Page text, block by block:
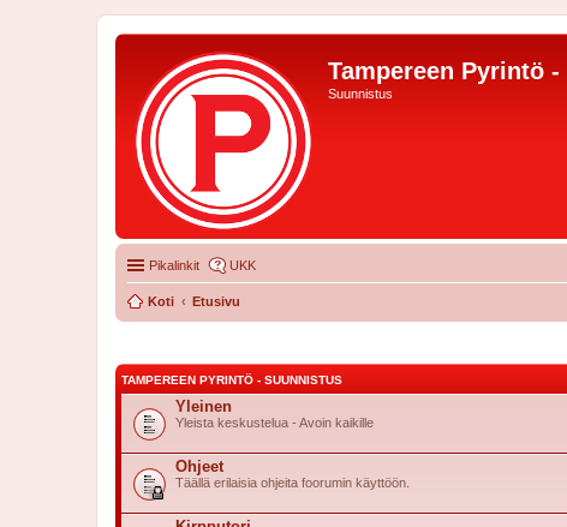
Tampereen Pyrintö
Suunnistus
Pikalinkit UKK
Koti Etusivu
TAMPEREEN PYRINTÖ - SUUNNISTUS
Yleinen
Yleista keskustelua - Avoin kaikille
Ohjeet
Täällä erilaisia ohjeita foorumin käyttöön.